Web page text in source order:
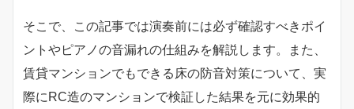
そこで、この記事では演奏前には必ず確認すべきポイ
ントやピアノの音漏れの仕組みを解説します。また、
賃貸マンションでもできる床の防音対策について、実
際にRC造のマンションで検証した結果を元に効果的